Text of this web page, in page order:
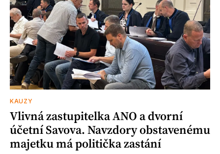
KAUZY
Vlivná zastupitelka ANO a dvorní
účetní Savova. Navzdory obstavenému
majetku má politička zastání